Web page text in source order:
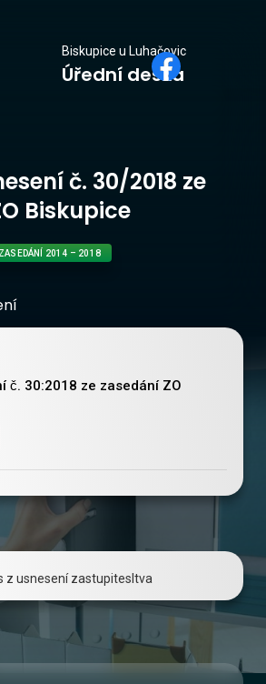
Biskupice u Luhačovic
Úřední deska
č. 30/2018 ze
Biskupice
2014 – 2018
č. 30:2018 ze zasedání ZO
z usnesení zastupitesltva